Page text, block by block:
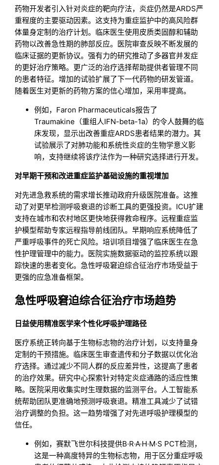
药物开发者引入针对炎症的靶向疗法，炎症仍然是ARDS严
重程度的主要驱动因素。这支持为重症监护中的高风险群
体量身定制的治疗计划。临床医生使用皮质类固醇和辅助
药物以改善急性期的肺部反应。医院审查反映不断发展的
临床证据的更新协议。强有力的研究推动了多器官并发症
的更好治疗策略。更广泛的治疗选择帮助提供者管理不同
的患者特征。增加的试验扩展了下一代药物的研发管道。
随着医生对更新的药物方案的信心增加，采用率提高。
例如，Faron Pharmaceuticals报告了
Traumakine（重组人IFN-beta-1a）的令人鼓舞的临
床发现，显示出改善重症ARDS患者结果的潜力。其
试验展示了对肺功能和系统性炎症的生物学意义影
响，支持继续将该疗法作为一种研究选择进行开发。
对早期干预和改进重症监护基础设施的重视增加
对先进急救系统的需求增长推动政府升级医院准备。这推
动了对更早检测呼吸衰退的诊断工具的更强投资。ICU扩建
支持在城市和农村地区更快地获得救命程序。远程重症监
护模型帮助专家远程指导前线团队。早期响应系统降低了
严重呼吸事件的死亡风险。培训项目增强了临床医生在急
性护理管理中的能力。医院实施数据驱动的监控系统以跟
踪快速的患者变化。急性呼吸窘迫综合征治疗市场受益于
更强的应急准备框架。
急性呼吸窘迫综合征治疗市场趋势
日益使用精准医学来个性化呼吸护理路径
医疗系统正转向基于生物标志物的治疗计划，以支持量身
定制的干预措施。临床医生审查遗传和分子数据以优化治
疗选择。通过减少不同人群的反应差异性，这提高了患者
的治疗效果。研究中心探索针对特定炎症通路的适应性策
略。医院采用收集实时生理数据的监测平台。人工智能系
统帮助团队更准确地预测呼吸衰退。精准工具减少了试错
治疗调整的负担。这一趋势增强了对先进呼吸护理模型的
信任。
例如，赛默飞世尔科技提供B·R·A·H·M·S PCT检测，
这是一种高度特异的生物标志物，用于区分重症呼吸